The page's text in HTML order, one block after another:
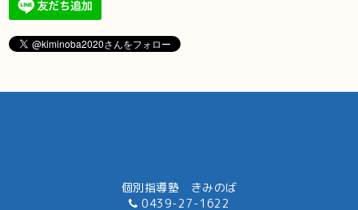
個別指導塾 きみのば
0439-27-1622